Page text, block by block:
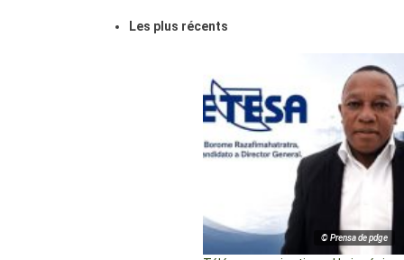
Les plus récents
© Prensa de pdge